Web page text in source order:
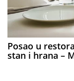
Posao u
stan i hrana –